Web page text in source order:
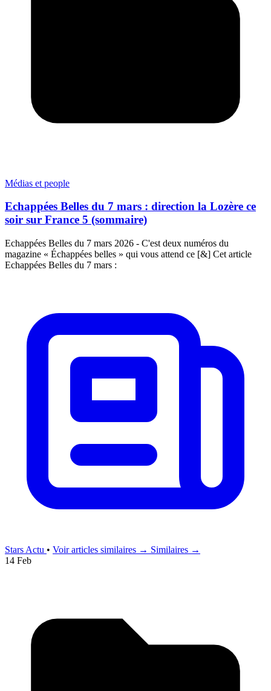
Médias et people
Echappées Belles du 7 mars : direction la Lozère ce
soir sur France 5 (sommaire)
Echappées Belles du 7 mars 2026 - C'est deux numéros du
magazine « Échappées belles » qui vous attend ce [&] Cet article
Echappées Belles du 7 mars :
Stars Actu • Voir articles similaires → Similaires →
14 Feb